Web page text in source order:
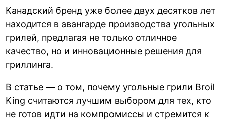
Канадский бренд уже более двух десятков лет
находится в авангарде производства угольных
грилей, предлагая не только отличное
качество, но и инновационные решения для
гриллинга.
В статье — о том, почему угольные грили Broil
King считаются лучшим выбором для тех, кто
не готов идти на компромиссы и стремится к